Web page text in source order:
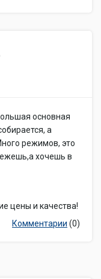
основная
а
режимов, это
хочешь в
цены и качества!
Комментарии (0)